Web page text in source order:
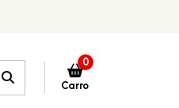
0
Carro